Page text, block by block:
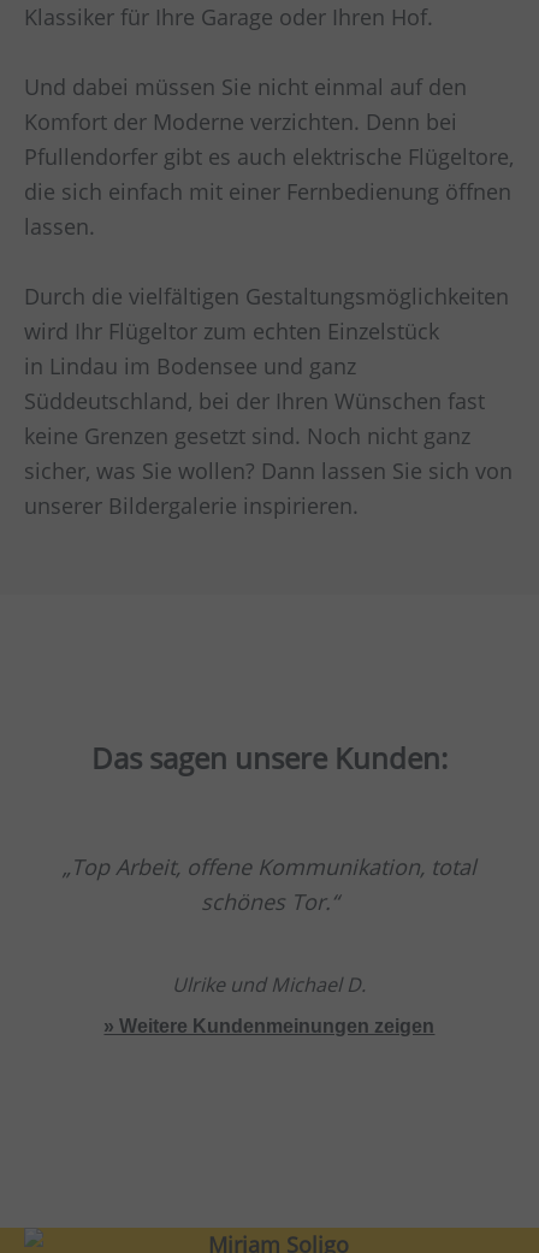
Klassiker für Ihre Garage oder Ihren Hof.
Und dabei müssen Sie nicht einmal auf den
Komfort der Moderne verzichten. Denn bei
Pfullendorfer gibt es auch elektrische Flügeltore,
die sich einfach mit einer Fernbedienung öffnen
lassen.
Durch die vielfältigen Gestaltungsmöglichkeiten
wird Ihr Flügeltor zum echten Einzelstück
in Lindau im Bodensee und ganz
Süddeutschland, bei der Ihren Wünschen fast
keine Grenzen gesetzt sind. Noch nicht ganz
sicher, was Sie wollen? Dann lassen Sie sich von
unserer Bildergalerie inspirieren.
Das sagen unsere Kunden:
Top Arbeit, offene Kommunikation, total
schönes Tor.
Ulrike und Michael D.
» Weitere Kundenmeinungen zeigen